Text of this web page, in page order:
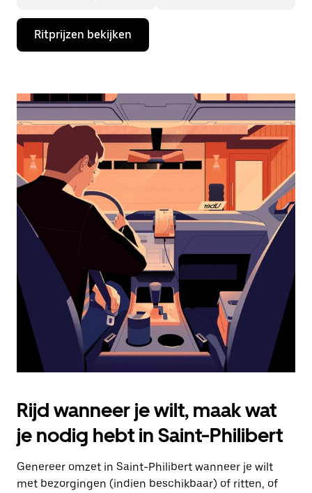
Druk
de
de
te
openen
een
datum
te
selecteren.
Druk
Escape
agenda
te
sluiten.
Ritprijzen bekijken
Rijd wanneer je wilt, maak wat
je nodig hebt in Saint-Philibert
Genereer omzet in Saint-Philibert wanneer je wilt
met bezorgingen (indien beschikbaar) of ritten, of